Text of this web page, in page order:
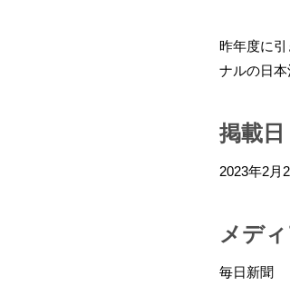
昨年度に引
ナルの日本
掲載日
2023年2月
メデ
毎日新聞